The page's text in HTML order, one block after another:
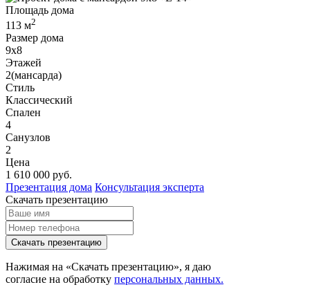
Площадь дома
113 м2
Размер дома
9х8
Этажей
2(мансарда)
Стиль
Классический
Спален
4
Санузлов
2
Цена
1 610 000 руб.
Презентация дома Консультация эксперта
Скачать презентацию
Скачать презентацию
Нажимая на «Скачать презентацию», я даю
согласие на обработку персональных данных.